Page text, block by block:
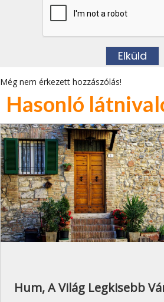
Még nem érkezett hozzászólás!
Hasonló
Hum, A Világ Legkisebb